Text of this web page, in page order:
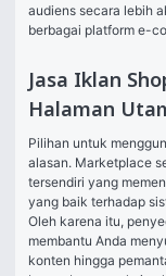
audiens secara lebih
berbagai platform e-
Jasa Iklan
Halaman
Pilihan untuk
alasan. Marketplace
tersendiri yang
yang baik terhadap
Oleh karena itu,
membantu Anda
konten hingga